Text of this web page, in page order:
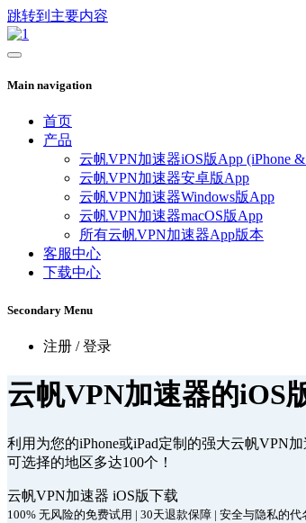
跳转到主要内容
Main navigation
首页
产品
云帆VPN加速器iOS版App (iPhone &
云帆VPN加速器安卓版App
云帆VPN加速器Windows版App
云帆VPN加速器macOS版App
所有云帆VPN加速器App版本
客服中心
下载中心
Secondary Menu
注册 / 登录
云帆VPN加速器的iOS
利用为您的iPhone或iPad定制的强大云帆VPN
可选择的地区多达100个！
云帆VPN加速器 iOS版下载
100% 无风险的免费试用 | 30天退款保障 | 安全与隐私的代